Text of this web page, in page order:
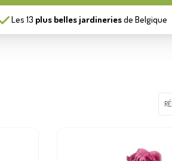
Plantes d’intérieur
Oiseaux en cage et
Chauffage de
Les 13 plus belles jardineriesde Belgique